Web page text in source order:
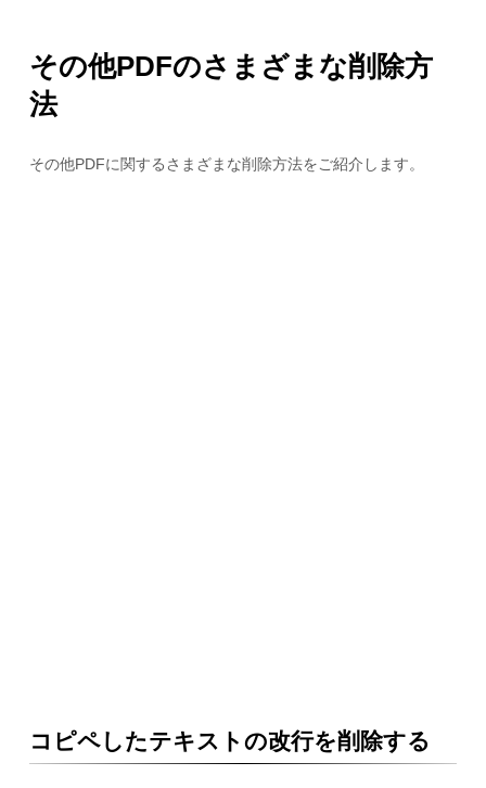
その他PDFのさまざまな削除方
法
その他PDFに関するさまざまな削除方法をご紹介します。
コピペしたテキストの改行を削除する